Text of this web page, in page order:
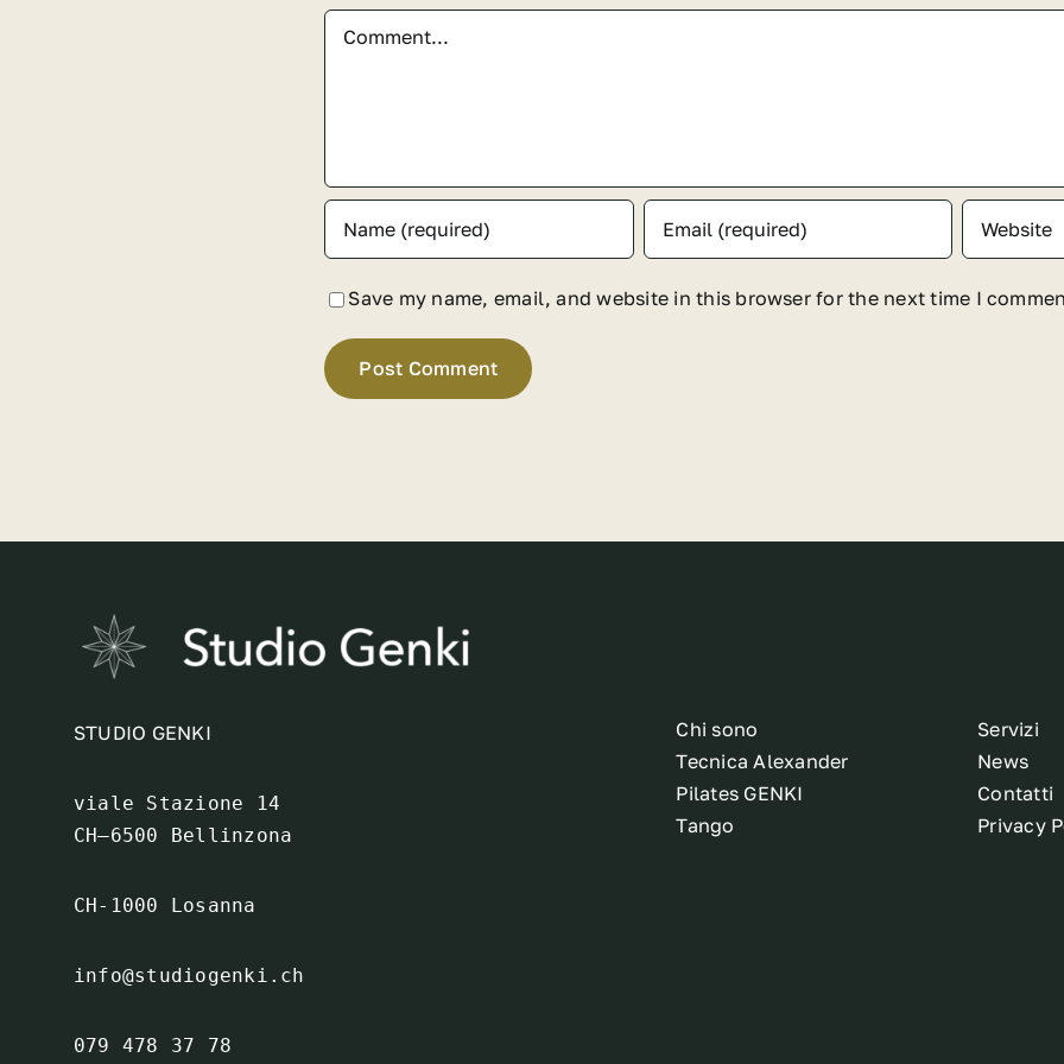
Comment
Save my name, email, and website in this browser for the next time I
STUDIO GENKI
viale Stazione 14
CH–6500 Bellinzona
info@studiogenki.ch
079 478 37 78
Chi sono
Tecnica Alexander
Pilates GENKI
Tango
Servizi
News
Contatti
Privacy